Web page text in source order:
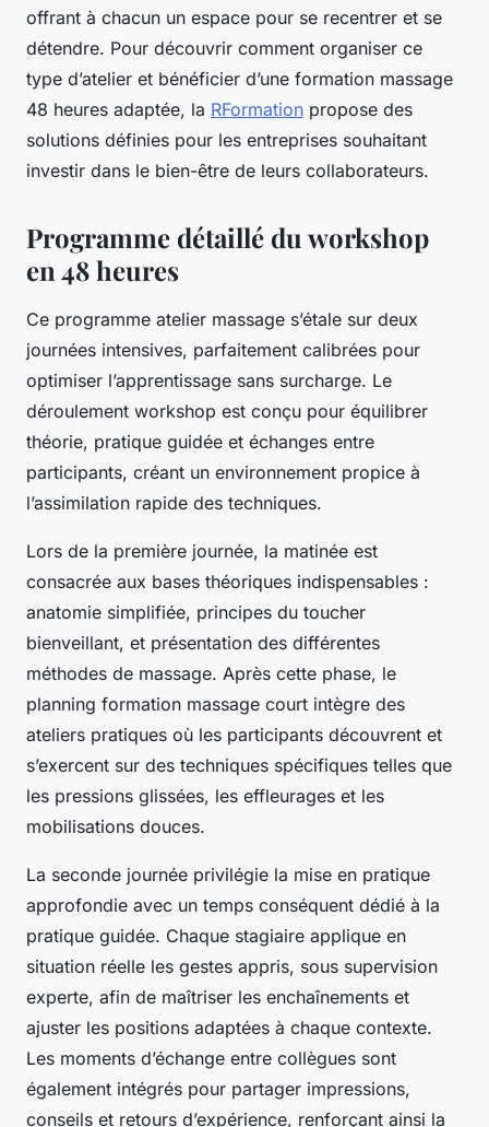
offrant à chacun un espace pour se recentrer et se
détendre. Pour découvrir comment organiser ce
type d’atelier et bénéficier d’une formation massage
48 heures adaptée, la RFormation propose des
solutions définies pour les entreprises souhaitant
investir dans le bien-être de leurs collaborateurs.
Programme détaillé du workshop
en 48 heures
Ce programme atelier massage s’étale sur deux
journées intensives, parfaitement calibrées pour
optimiser l’apprentissage sans surcharge. Le
déroulement workshop est conçu pour équilibrer
théorie, pratique guidée et échanges entre
participants, créant un environnement propice à
l’assimilation rapide des techniques.
Lors de la première journée, la matinée est
consacrée aux bases théoriques indispensables :
anatomie simplifiée, principes du toucher
bienveillant, et présentation des différentes
méthodes de massage. Après cette phase, le
planning formation massage court intègre des
ateliers pratiques où les participants découvrent et
s’exercent sur des techniques spécifiques telles que
les pressions glissées, les effleurages et les
mobilisations douces.
La seconde journée privilégie la mise en pratique
approfondie avec un temps conséquent dédié à la
pratique guidée. Chaque stagiaire applique en
situation réelle les gestes appris, sous supervision
experte, afin de maîtriser les enchaînements et
ajuster les positions adaptées à chaque contexte.
Les moments d’échange entre collègues sont
également intégrés pour partager impressions,
conseils et retours d’expérience, renforçant ainsi la